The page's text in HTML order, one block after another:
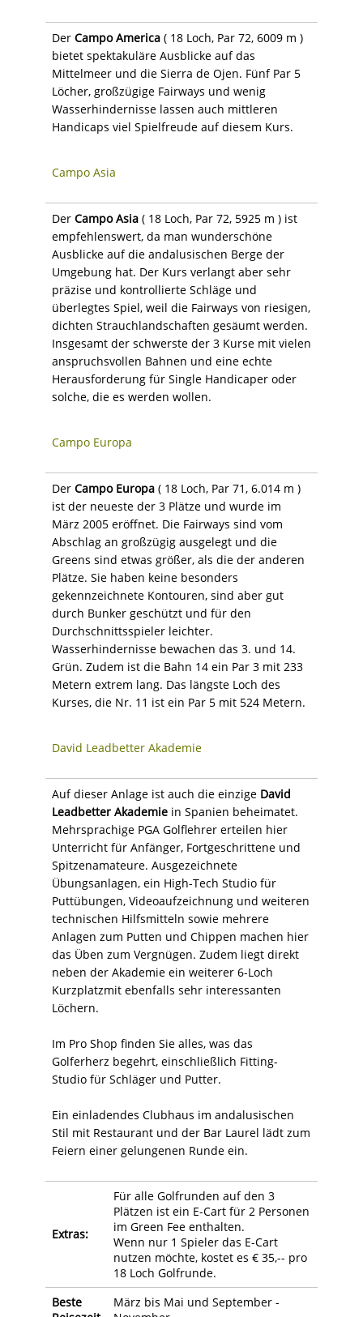
Der Campo America ( 18 Loch, Par 72, 6009 m )
bietet spektakuläre Ausblicke auf das
Mittelmeer und die Sierra de Ojen. Fünf Par 5
Löcher, großzügige Fairways und wenig
Wasserhindernisse lassen auch mittleren
Handicaps viel Spielfreude auf diesem Kurs.
Campo Asia
Der Campo Asia ( 18 Loch, Par 72, 5925 m ) ist
empfehlenswert, da man wunderschöne
Ausblicke auf die andalusischen Berge der
Umgebung hat. Der Kurs verlangt aber sehr
präzise und kontrollierte Schläge und
überlegtes Spiel, weil die Fairways von riesigen,
dichten Strauchlandschaften gesäumt werden.
Insgesamt der schwerste der 3 Kurse mit vielen
anspruchsvollen Bahnen und eine echte
Herausforderung für Single Handicaper oder
solche, die es werden wollen.
Campo Europa
Der Campo Europa ( 18 Loch, Par 71, 6.014 m )
ist der neueste der 3 Plätze und wurde im
März 2005 eröffnet. Die Fairways sind vom
Abschlag an großzügig ausgelegt und die
Greens sind etwas größer, als die der anderen
Plätze. Sie haben keine besonders
gekennzeichnete Kontouren, sind aber gut
durch Bunker geschützt und für den
Durchschnittsspieler leichter.
Wasserhindernisse bewachen das 3. und 14.
Grün. Zudem ist die Bahn 14 ein Par 3 mit 233
Metern extrem lang. Das längste Loch des
Kurses, die Nr. 11 ist ein Par 5 mit 524 Metern.
David Leadbetter Akademie
Auf dieser Anlage ist auch die einzige David
Leadbetter Akademie in Spanien beheimatet.
Mehrsprachige PGA Golflehrer erteilen hier
Unterricht für Anfänger, Fortgeschrittene und
Spitzenamateure. Ausgezeichnete
Übungsanlagen, ein High-Tech Studio für
Puttübungen, Videoaufzeichnung und weiteren
technischen Hilfsmitteln sowie mehrere
Anlagen zum Putten und Chippen machen hier
das Üben zum Vergnügen. Zudem liegt direkt
neben der Akademie ein weiterer 6-Loch
Kurzplatzmit ebenfalls sehr interessanten
Löchern.
Im Pro Shop finden Sie alles, was das
Golferherz begehrt, einschließlich Fitting-
Studio für Schläger und Putter.
Ein einladendes Clubhaus im andalusischen
Stil mit Restaurant und der Bar Laurel lädt zum
Feiern einer gelungenen Runde ein.
Extras:
Für alle Golfrunden auf den 3
Plätzen ist ein E-Cart für 2 Personen
im Green Fee enthalten.
Wenn nur 1 Spieler das E-Cart
nutzen möchte, kostet es € 35,-- pro
18 Loch Golfrunde.
Beste
März bis Mai und September -